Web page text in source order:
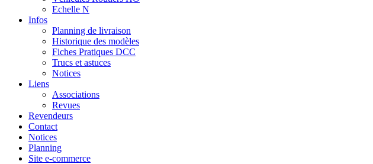
Echelle N
Infos
Planning de livraison
Historique des modèles
Fiches Pratiques DCC
Trucs et astuces
Notices
Liens
Associations
Revues
Revendeurs
Contact
Notices
Planning
Site e-commerce